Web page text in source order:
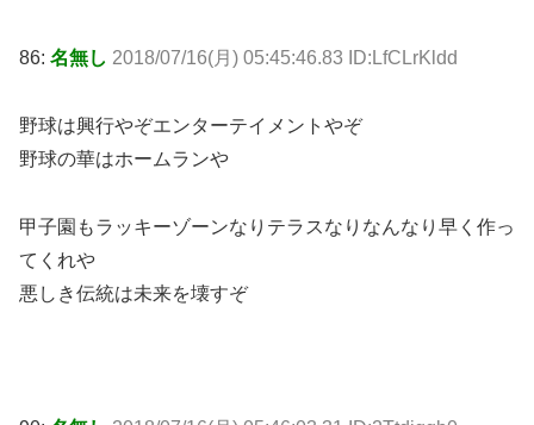
86: 名無し 2018/07/16(月) 05:45:46.83 ID:LfCLrKldd
野球は興行やぞエンターテイメントやぞ
野球の華はホームランや
甲子園もラッキーゾーンなりテラスなりなんなり早く作っ
てくれや
悪しき伝統は未来を壊すぞ